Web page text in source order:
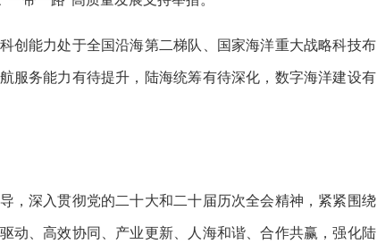
能力处于全国沿海第二梯队、国家海洋重大战略科技布
服务能力有待提升，陆海统筹有待深化，数字海洋建设有
深入贯彻党的二十大和二十届历次全会精神，紧紧围绕
动、高效协同、产业更新、人海和谐、合作共赢，强化陆